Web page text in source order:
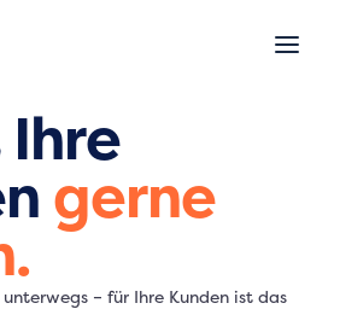
gerne
– für Ihre Kunden ist das